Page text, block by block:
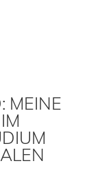
MEINE